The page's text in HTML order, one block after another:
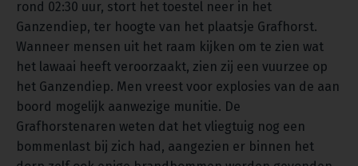
rond 02:30 uur, stort het toestel neer in het
Ganzendiep, ter hoogte van het plaatsje Grafhorst.
Wanneer mensen uit het raam kijken om te zien wat
het lawaai heeft veroorzaakt, zien zij een vuurzee op
het Ganzendiep. Men vreest voor explosies van de aan
boord mogelijk aanwezige munitie. De
Grafhorstenaren weten dat het vliegtuig nog een
bommenlast bij zich had, aangezien er binnen het